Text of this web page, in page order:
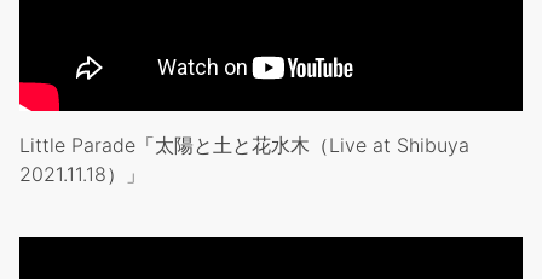
Little Parade「太陽と土と花水木（Live at Shibuya
2021.11.18）」